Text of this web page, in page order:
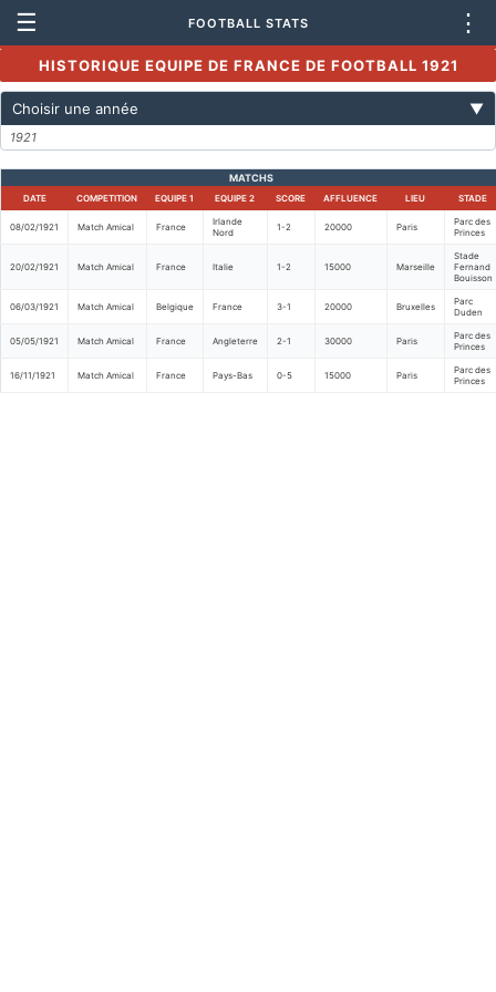
☰ FOOTBALL STATS ⋮
HISTORIQUE EQUIPE DE FRANCE DE FOOTBALL 1921
Choisir une année ▼
1921
MATCHS
DATE COMPETITION EQUIPE 1 EQUIPE 2 SCORE AFFLUENCE LIEU STADE
08/02/1921 Match Amical France
Irlande
Nord
1-2 20000 Paris
Parc des
Princes
20/02/1921 Match Amical France Italie 1-2 15000 Marseille
Stade
Fernand
Bouisson
06/03/1921 Match Amical Belgique France 3-1 20000 Bruxelles
Parc
Duden
05/05/1921 Match Amical France Angleterre 2-1 30000 Paris
Parc des
Princes
16/11/1921 Match Amical France Pays-Bas 0-5 15000 Paris
Parc des
Princes